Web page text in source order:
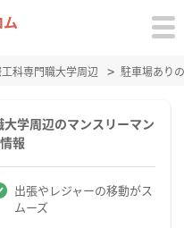
科専門職大学周辺 駐車場あり
学周辺のマンスリーマン
報
出張やレジャーの移動がス
ムーズ